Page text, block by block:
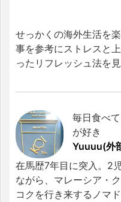
せっかくの海外生活を
事を参考にストレスと
ったリフレッシュ法を
毎日食べ
が好き
Yuuuu(外
在馬歴7年目に突入。2
ながら、マレーシア・
コクを行き来するノマ